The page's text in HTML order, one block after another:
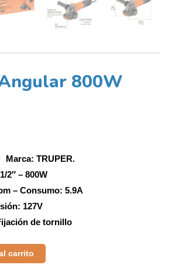
800W
Marca: TRUPER.
2″ – 800W
– Consumo: 5.9A
127V
de tornillo
carrito